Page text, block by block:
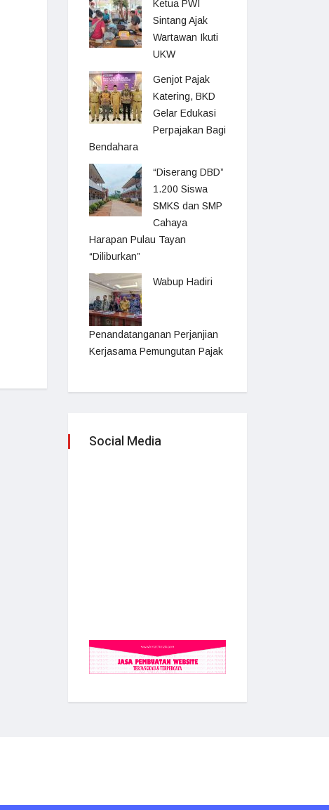
Ketua PWI
Sintang Ajak
Wartawan Ikuti
UKW
Genjot Pajak
Katering, BKD
Gelar Edukasi
Perpajakan Bagi
Bendahara
“Diserang DBD”
1.200 Siswa
SMKS dan SMP
Cahaya
Harapan Pulau Tayan
“Diliburkan”
Wabup Hadiri
Penandatanganan Perjanjian
Kerjasama Pemungutan Pajak
Social Media